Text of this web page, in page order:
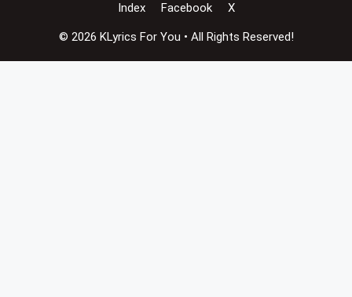
Index
Facebook X
© 2026 KLyrics For You • All Rights Reserved!